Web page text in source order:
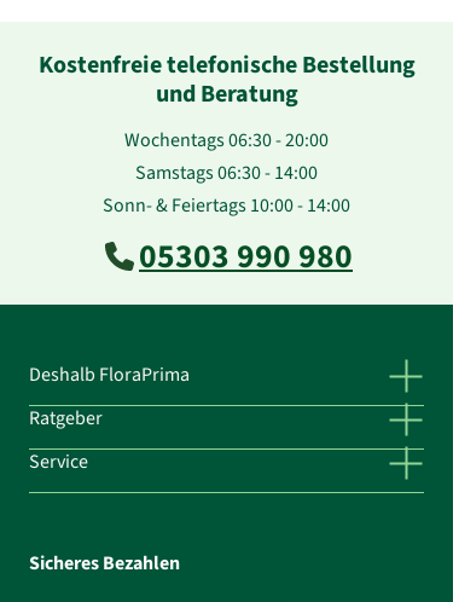
Kostenfreie telefonische Bestellung
und Beratung
Wochentags 06:30 - 20:00
Samstags 06:30 - 14:00
Sonn- & Feiertags 10:00 - 14:00
05303 990 980
Deshalb FloraPrima
Ratgeber
Service
Sicheres Bezahlen